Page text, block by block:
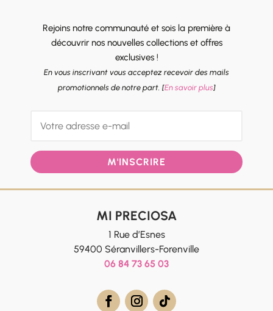
Rejoins notre communauté et sois la première à
découvrir nos nouvelles collections et offres
exclusives !
En vous inscrivant vous acceptez recevoir des mails
promotionnels de notre part. [En savoir plus]
M'INSCRIRE
MI PRECIOSA
1 Rue d’Esnes
59400 Séranvillers-Forenville
06 84 73 65 03